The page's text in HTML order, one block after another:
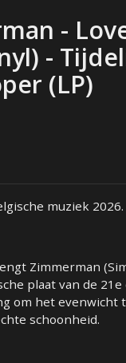
-
-
(LP)
muziek 2026.
Zimmerman
plaat van de 21e
om het evenwicht
schoonheid.